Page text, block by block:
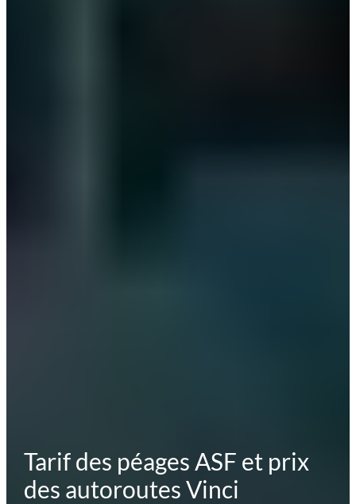
Tarif des péages ASF et prix
des autoroutes Vinci